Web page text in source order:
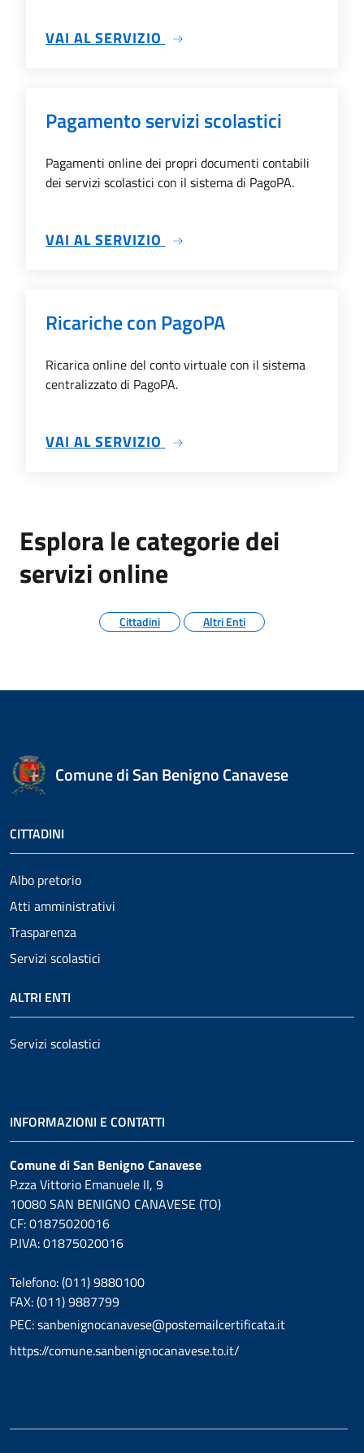
VAI AL SERVIZIO SU CONTO CORRENTE
Pagamento servizi scolastici
Pagamenti online dei propri documenti contabili
dei servizi scolastici con il sistema di PagoPA.
VAI AL SERVIZIO SU PAGAMENTO SERVIZI
Ricariche con PagoPA
Ricarica online del conto virtuale con il sistema
centralizzato di PagoPA.
VAI AL SERVIZIO SU RICARICHE CON PAGOPA
Esplora le categorie dei
servizi online
Cittadini Altri Enti
Comune di San Benigno Canavese
CITTADINI
Albo pretorio
Atti amministrativi
Trasparenza
Servizi scolastici
ALTRI ENTI
Servizi scolastici
INFORMAZIONI E CONTATTI
Comune di San Benigno Canavese
P.zza Vittorio Emanuele II, 9
10080 SAN BENIGNO CANAVESE (TO)
CF: 01875020016
P.IVA: 01875020016
Telefono: (011) 9880100
FAX: (011) 9887799
PEC: sanbenignocanavese@postemailcertificata.it
https://comune.sanbenignocanavese.to.it/